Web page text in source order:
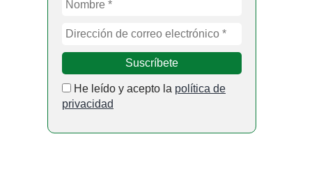
He leído y acepto la política de
privacidad